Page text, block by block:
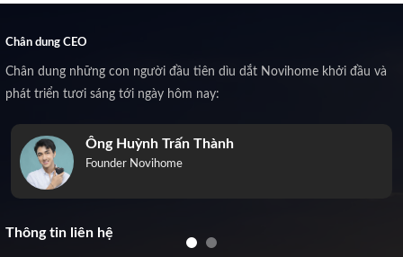
Chân dung CEO
Chân dung những con người đầu tiên dìu dắt Novihome khởi đầu và
phát triển tươi sáng tới ngày hôm nay:
Ông Huỳnh Trấn Thành
Founder Novihome
Thông tin liên hệ